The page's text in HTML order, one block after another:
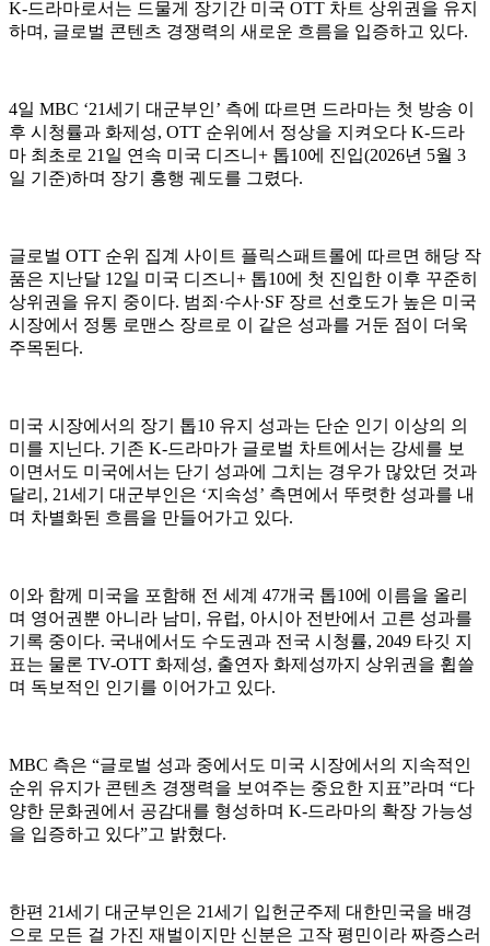
K-드라마로서는 드물게 장기간 미국 OTT 차트 상위권을 유지
하며, 글로벌 콘텐츠 경쟁력의 새로운 흐름을 입증하고 있다.
4일 MBC ‘21세기 대군부인’ 측에 따르면 드라마는 첫 방송 이
후 시청률과 화제성, OTT 순위에서 정상을 지켜오다 K-드라
마 최초로 21일 연속 미국 디즈니+ 톱10에 진입(2026년 5월 3
일 기준)하며 장기 흥행 궤도를 그렸다.
글로벌 OTT 순위 집계 사이트 플릭스패트롤에 따르면 해당 작
품은 지난달 12일 미국 디즈니+ 톱10에 첫 진입한 이후 꾸준히
상위권을 유지 중이다. 범죄·수사·SF 장르 선호도가 높은 미국
시장에서 정통 로맨스 장르로 이 같은 성과를 거둔 점이 더욱
주목된다.
미국 시장에서의 장기 톱10 유지 성과는 단순 인기 이상의 의
미를 지닌다. 기존 K-드라마가 글로벌 차트에서는 강세를 보
이면서도 미국에서는 단기 성과에 그치는 경우가 많았던 것과
달리, 21세기 대군부인은 ‘지속성’ 측면에서 뚜렷한 성과를 내
며 차별화된 흐름을 만들어가고 있다.
이와 함께 미국을 포함해 전 세계 47개국 톱10에 이름을 올리
며 영어권뿐 아니라 남미, 유럽, 아시아 전반에서 고른 성과를
기록 중이다. 국내에서도 수도권과 전국 시청률, 2049 타깃 지
표는 물론 TV-OTT 화제성, 출연자 화제성까지 상위권을 휩쓸
며 독보적인 인기를 이어가고 있다.
MBC 측은 “글로벌 성과 중에서도 미국 시장에서의 지속적인
순위 유지가 콘텐츠 경쟁력을 보여주는 중요한 지표”라며 “다
양한 문화권에서 공감대를 형성하며 K-드라마의 확장 가능성
을 입증하고 있다”고 밝혔다.
한편 21세기 대군부인은 21세기 입헌군주제 대한민국을 배경
으로 모든 걸 가진 재벌이지만 신분은 고작 평민이라 짜증스러